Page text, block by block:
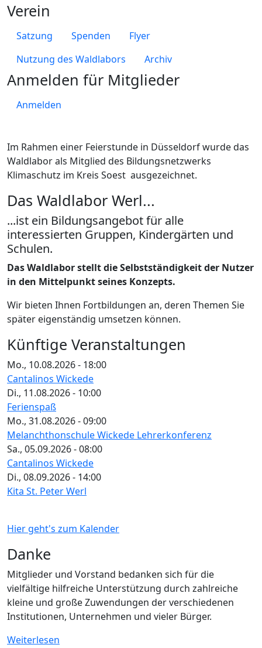
Im Rahmen einer Feierstunde in Düsseldorf wurde das
Waldlabor als Mitglied des Bildungsnetzwerks
Klimaschutz im Kreis Soest ausgezeichnet.
Verein
Satzung Spenden
Flyer
Nutzung des Waldlabors
Archiv
Anmelden für Mitglieder
Anmelden
Das Waldlabor Werl...
...ist ein Bildungsangebot für alle
interessierten Gruppen, Kindergärten und
Schulen.
Das Waldlabor stellt die Selbstständigkeit der Nutzer
in den Mittelpunkt seines Konzepts.
Wir bieten Ihnen Fortbildungen an, deren Themen Sie
später eigenständig umsetzen können.
Künftige Veranstaltungen
Mo., 10.08.2026 - 18:00
Cantalinos Wickede
Di., 11.08.2026 - 10:00
Ferienspaß
Mo., 31.08.2026 - 09:00
Melanchthonschule Wickede Lehrerkonferenz
Sa., 05.09.2026 - 08:00
Cantalinos Wickede
Di., 08.09.2026 - 14:00
Kita St. Peter Werl
Hier geht's zum Kalender
Danke
Mitglieder und Vorstand bedanken sich für die
vielfältige hilfreiche Unterstützung durch zahlreiche
kleine und große Zuwendungen der verschiedenen
Institutionen, Unternehmen und vieler Bürger.
Weiterlesen